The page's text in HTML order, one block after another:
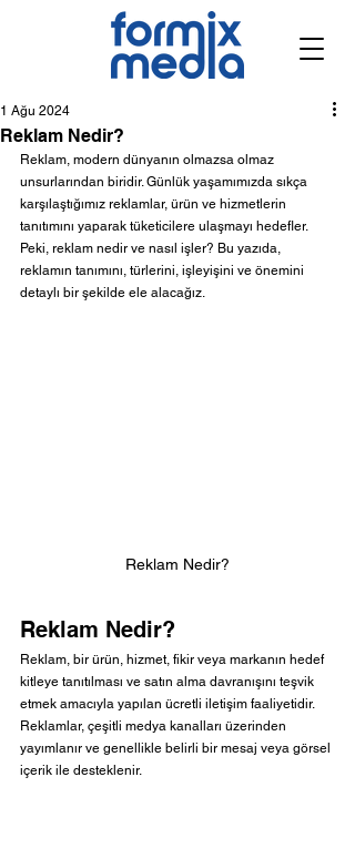
Reklam Nedir?
1 Ağu 2024
Reklam, modern dünyanın olmazsa olmaz
unsurlarından biridir. Günlük yaşamımızda sıkça
karşılaştığımız reklamlar, ürün ve hizmetlerin
tanıtımını yaparak tüketicilere ulaşmayı hedefler.
Peki, reklam nedir ve nasıl işler? Bu yazıda,
reklamın tanımını, türlerini, işleyişini ve önemini
detaylı bir şekilde ele alacağız.
Reklam Nedir?
Reklam Nedir?
Reklam, bir ürün, hizmet, fikir veya markanın hedef
kitleye tanıtılması ve satın alma davranışını teşvik
etmek amacıyla yapılan ücretli iletişim faaliyetidir.
Reklamlar, çeşitli medya kanalları üzerinden
yayımlanır ve genellikle belirli bir mesaj veya görsel
içerik ile desteklenir.